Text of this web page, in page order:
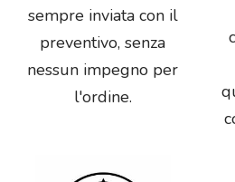
sempre inviata con il
preventivo, senza
nessun impegno per
l'ordine.